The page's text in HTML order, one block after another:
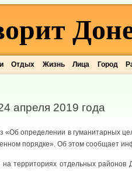
Отдых Жизнь Лица Город
апреля 2019 года
определении в гуманитарных
порядке». Об этом сообщает
территориях отдельных районов